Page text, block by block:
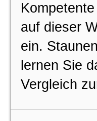
Locations
Inhalt
auf dieser
ein.
lernen Sie
Vergleich